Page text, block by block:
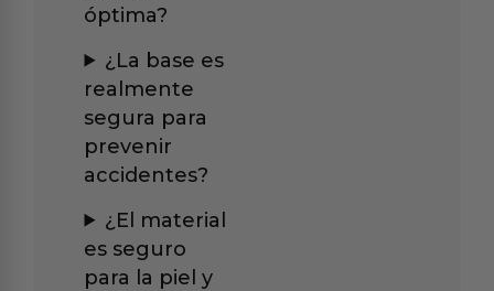
óptima?
¿La base es
realmente
segura para
prevenir
accidentes?
¿El material
es seguro
para la piel y